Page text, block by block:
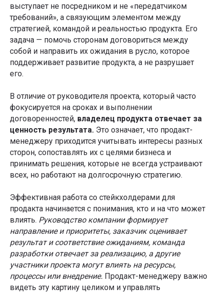
выступает не посредником и не «передатчиком
требований», а связующим элементом между
стратегией, командой и реальностью продукта. Его
задача — помочь сторонам договориться между
собой и направить их ожидания в русло, которое
поддерживает развитие продукта, а не разрушает
его.
В отличие от руководителя проекта, который часто
фокусируется на сроках и выполнении
договоренностей, владелец продукта отвечает за
ценность результата. Это означает, что продакт-
менеджеру приходится учитывать интересы разных
сторон, сопоставлять их с целями бизнеса и
принимать решения, которые не всегда устраивают
всех, но работают на долгосрочную стратегию.
Эффективная работа со стейкхолдерами для
продакта начинается с понимания, кто и на что может
влиять. Руководство компании формирует
направление и приоритеты, заказчик оценивает
результат и соответствие ожиданиям, команда
разработки отвечает за реализацию, а другие
участники проекта могут влиять на ресурсы,
процессы или внедрение. Продакт-менеджеру важно
видеть эту картину целиком и управлять